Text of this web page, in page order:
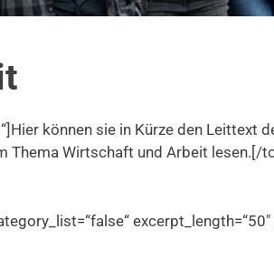
können sie in Kürze den Leittext
Thema Wirtschaft und Arbeit lesen.[/